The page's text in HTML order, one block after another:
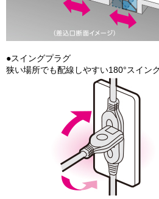
●スイングプラグ
狭い場所でも配線しやすい180°スイン